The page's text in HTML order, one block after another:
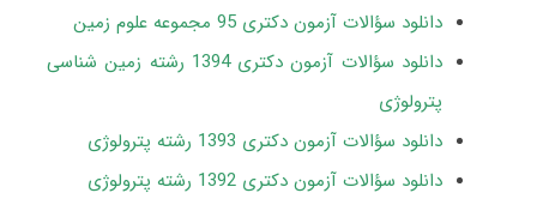
دانلود سؤالات آزمون دکتری 95 مجموعه علوم زمین
دانلود سؤالات آزمون دکتری 1394 رشته زمین شناسی
پترولوژی
دانلود سؤالات آزمون دکتری 1393 رشته پترولوژی
دانلود سؤالات آزمون دکتری 1392 رشته پترولوژی